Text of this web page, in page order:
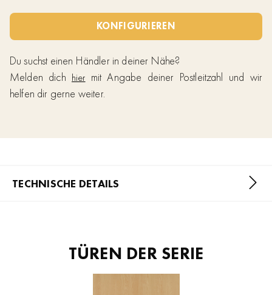
KONFIGURIEREN
Du suchst einen Händler in deiner Nähe?
Melden dich hier mit Angabe deiner Postleitzahl und wir
helfen dir gerne weiter.
TECHNISCHE DETAILS
TÜREN DER SERIE